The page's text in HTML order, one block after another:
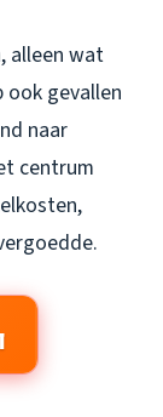
alleen wat
ook gevallen
naar
centrum